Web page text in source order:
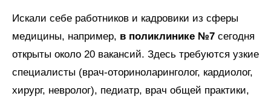
Искали себе работников и кадровики из сферы
медицины, например, в поликлинике №7 сегодня
открыты около 20 вакансий. Здесь требуются узкие
специалисты (врач-оториноларинголог, кардиолог,
хирург, невролог), педиатр, врач общей практики,